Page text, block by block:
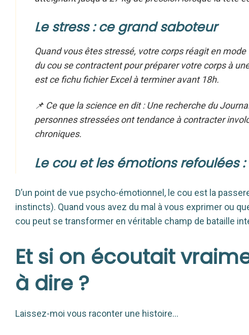
Le stress : ce grand saboteur
Quand vous êtes stressé, votre corps réagit en
du cou se contractent pour préparer votre corps à
est ce fichu fichier Excel à terminer avant 18h.
📌 Ce que la science en dit : Une recherche du
personnes stressées ont tendance à contracter
chroniques.
Le cou et les émotions refoulées
D’un point de vue psycho-émotionnel, le cou est la
instincts). Quand vous avez du mal à vous exprimer ou
cou peut se transformer en véritable champ de bataille
Et si on écoutait
à dire ?
Laissez-moi vous raconter une histoire…